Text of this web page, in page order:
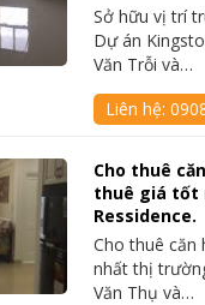
Sở hữu vị trí
Dự án
Văn Trỗi và…
Liên hệ:
Cho thuê
thuê giá tốt
Ressidence.
Cho thuê căn
nhất thị
Văn Thụ và…